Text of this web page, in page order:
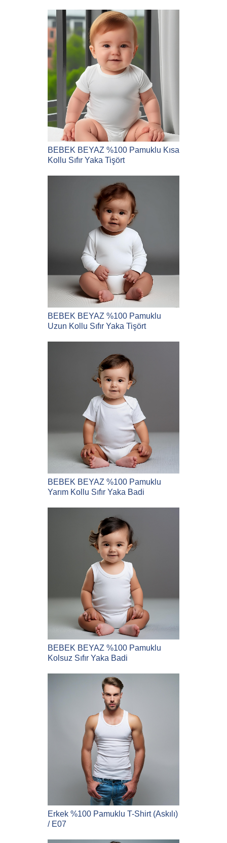
BEBEK BEYAZ %100 Pamuklu Kısa
Kollu Sıfır Yaka Tişört
BEBEK BEYAZ %100 Pamuklu
Uzun Kollu Sıfır Yaka Tişört
BEBEK BEYAZ %100 Pamuklu
Yarım Kollu Sıfır Yaka Badi
BEBEK BEYAZ %100 Pamuklu
Kolsuz Sıfır Yaka Badi
Erkek %100 Pamuklu T-Shirt (Askılı)
/ E07